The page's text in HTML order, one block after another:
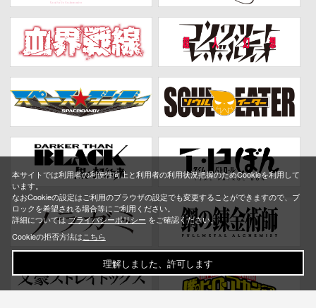
本サイトでは利用者の利便性向上と利用者の利用状況把握のためCookieを利用して
います。
なおCookieの設定はご利用のブラウザの設定でも変更することができますので、ブ
ロックを希望される場合等にご利用ください。
詳細についてはプライバシーポリシー をご確認ください。
Cookieの拒否方法はこちら
理解しました、許可します